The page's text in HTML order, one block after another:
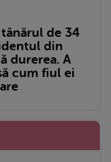
de 34
din
durerea. A
cum fiul ei